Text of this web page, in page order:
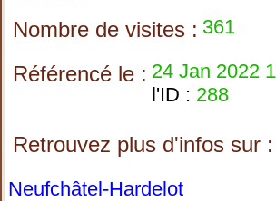
Nombre de visites : 361
Référencé le : 24 Jan 2022
l'ID : 288
Retrouvez plus d'infos sur :
Neufchâtel-Hardelot